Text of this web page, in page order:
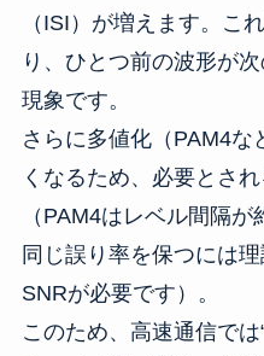
（ISI）が増えます。こ
り、ひとつ前の波形が
現象です。
さらに多値化（PAM4
くなるため、必要とさ
（PAM4はレベル間隔が
同じ誤り率を保つには
SNRが必要です）。
このため、高速通信で